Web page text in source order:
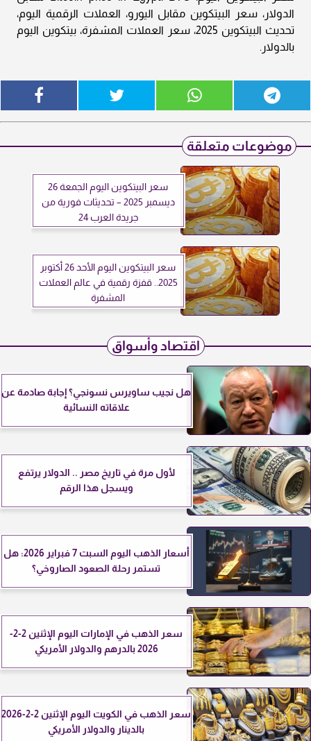
الدولار، سعر البيتكوين مقابل اليورو، العملات الرقمية اليوم،
تحديث البيتكوين 2025، سعر العملات المشفرة، بيتكوين اليوم
بالدولار.
موضوعات متعلقة
سعر البيتكوين اليوم الجمعة 26
ديسمبر 2025 – تحديثات فورية من
جريدة العرب 24
سعر البيتكوين اليوم الأحد 26 أكتوبر
2025.. قفزة رقمية في عالم العملات
المشفرة
اقتصاد وأسواق
هل نجيب ساويرس نسونجي؟ إجابة صادمة عن
علاقاته النسائية
لأول مرة في تاريخ مصر .. الدولار يرتفع
ويسجل هذا الرقم
أسعار الذهب اليوم السبت 7 فبراير 2026: هل
تستمر رحلة الصعود الصاروخي؟
سعر الذهب في الإمارات اليوم الإثنين 2-2-
2026 بالدرهم والدولار الأمريكي
سعر الذهب في الكويت اليوم الإثنين 2-2-2026
بالدينار والدولار الأمريكي